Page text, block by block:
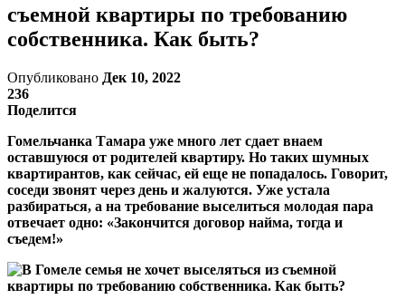
съемной квартиры по требованию
собственника. Как быть?
Опубликовано Дек 10, 2022
236
Поделится
Гомельчанка Тамара уже много лет сдает внаем
оставшуюся от родителей квартиру. Но таких шумных
квартирантов, как сейчас, ей еще не попадалось. Говорит,
соседи звонят через день и жалуются. Уже устала
разбираться, а на требование выселиться молодая пара
отвечает одно: «Закончится договор найма, тогда и
съедем!»